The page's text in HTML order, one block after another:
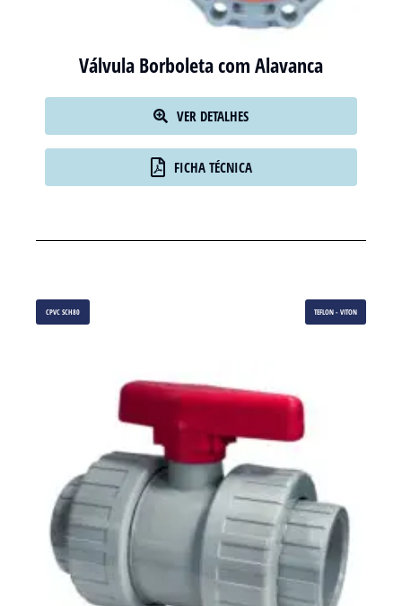
Válvula Borboleta com Alavanca
VER DETALHES
FICHA TÉCNICA
CPVC SCH80 TEFLON - VITON